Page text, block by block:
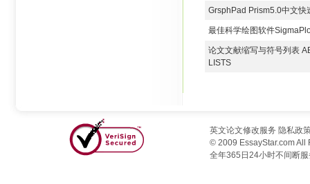
GrsphPad Prism5.0中文快
最佳科学绘图软件
论文文献缩写与符号列表
LISTS
英文论文修改服务 隐私政
© 2009 EssayStar.com
全年365日24小时不间断